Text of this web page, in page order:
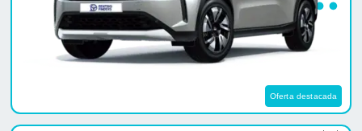
Oferta destacada